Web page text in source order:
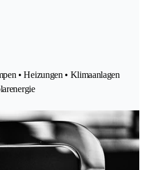
• Heizungen • Klimaanlagen